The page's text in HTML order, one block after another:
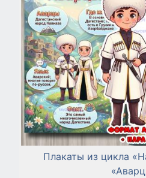
Плакаты из цикла